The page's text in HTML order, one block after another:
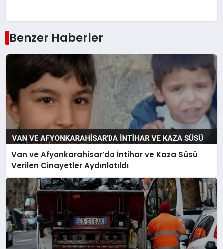
Benzer Haberler
Van ve Afyonkarahisar’da İntihar ve Kaza Süsü
Verilen Cinayetler Aydınlatıldı